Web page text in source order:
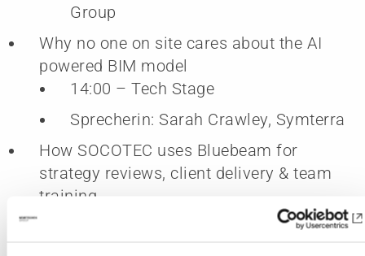
Group
Why no one on site cares about the AI
powered BIM model
14:00 – Tech Stage
Sprecherin: Sarah Crawley, Symterra
How SOCOTEC uses Bluebeam for
strategy reviews, client delivery & team
training
14:30 – People & Change Theatre